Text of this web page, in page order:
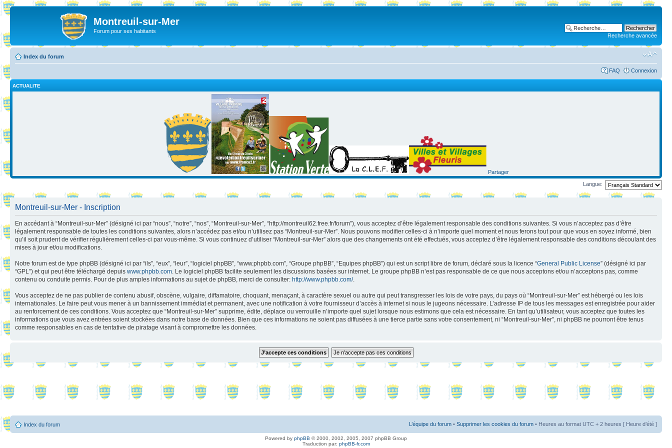
Montreuil-sur-Mer
Forum pour ses habitants
Recherche avancée
Index du forum
FAQ Connexion
ACTUALITE
Partager
Langue:
Montreuil-sur-Mer - Inscription
En accédant à “Montreuil-sur-Mer” (désigné ici par “nous”, “notre”, “nos”, “Montreuil-sur-Mer”, “http://montreuil62.free.fr/forum”), vous acceptez d’être légalement responsable des conditions suivantes. Si vous n’acceptez pas d’être
légalement responsable de toutes les conditions suivantes, alors n’accédez pas et/ou n’utilisez pas “Montreuil-sur-Mer”. Nous pouvons modifier celles-ci à n’importe quel moment et nous ferons tout pour que vous en soyez informé, bien
qu’il soit prudent de vérifier régulièrement celles-ci par vous-même. Si vous continuez d’utiliser “Montreuil-sur-Mer” alors que des changements ont été effectués, vous acceptez d’être légalement responsable des conditions découlant des
mises à jour et/ou modifications.
Notre forum est de type phpBB (désigné ici par “ils”, “eux”, “leur”, “logiciel phpBB”, “www.phpbb.com”, “Groupe phpBB”, “Equipes phpBB”) qui est un script libre de forum, déclaré sous la licence “General Public License” (désigné ici par
“GPL”) et qui peut être téléchargé depuis www.phpbb.com. Le logiciel phpBB facilite seulement les discussions basées sur internet. Le groupe phpBB n’est pas responsable de ce que nous acceptons et/ou n’acceptons pas, comme
contenu ou conduite permis. Pour de plus amples informations au sujet de phpBB, merci de consulter: http://www.phpbb.com/.
Vous acceptez de ne pas publier de contenu abusif, obscène, vulgaire, diffamatoire, choquant, menaçant, à caractère sexuel ou autre qui peut transgresser les lois de votre pays, du pays où “Montreuil-sur-Mer” est hébergé ou les lois
internationales. Le faire peut vous mener à un bannissement immédiat et permanent, avec une notification à votre fournisseur d’accès à internet si nous le jugeons nécessaire. L’adresse IP de tous les messages est enregistrée pour aider
au renforcement de ces conditions. Vous acceptez que “Montreuil-sur-Mer” supprime, édite, déplace ou verrouille n’importe quel sujet lorsque nous estimons que cela est nécessaire. En tant qu’utilisateur, vous acceptez que toutes les
informations que vous avez entrées soient stockées dans notre base de données. Bien que ces informations ne soient pas diffusées à une tierce partie sans votre consentement, ni “Montreuil-sur-Mer”, ni phpBB ne pourront être tenus
comme responsables en cas de tentative de piratage visant à compromettre les données.
Index du forum L’équipe du forum • Supprimer les cookies du forum • Heures au format UTC + 2 heures [ Heure d’été ]
Powered by phpBB © 2000, 2002, 2005, 2007 phpBB Group
Traduction par: phpBB-fr.com